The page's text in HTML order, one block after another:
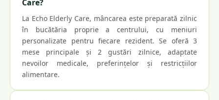
Care?
La Echo Elderly Care, mâncarea este preparată zilnic
în bucătăria proprie a centrului, cu meniuri
personalizate pentru fiecare rezident. Se oferă 3
mese principale și 2 gustări zilnice, adaptate
nevoilor medicale, preferințelor și restricțiilor
alimentare.